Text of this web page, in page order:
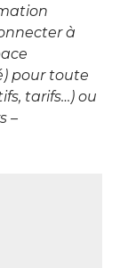
à
pour toute
tarifs…) ou
–